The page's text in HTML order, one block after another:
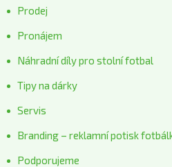
Prodej
Pronájem
Náhradní díly pro stolní fotbal
Tipy na dárky
Servis
Branding – reklamní potisk
Podporujeme